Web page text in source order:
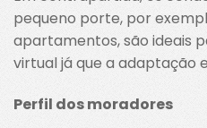
pequeno porte, por
apartamentos, são ideais
virtual já que a adaptação
Perfil dos moradores